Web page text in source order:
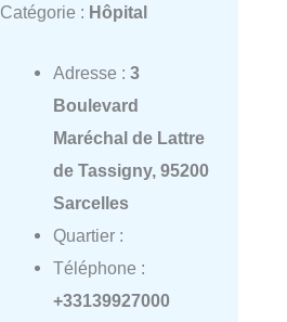
Catégorie : Hôpital
Adresse : 3
Boulevard
Maréchal de Lattre
de Tassigny, 95200
Sarcelles
Quartier :
Téléphone :
+33139927000